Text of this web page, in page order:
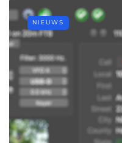
NIEUWS